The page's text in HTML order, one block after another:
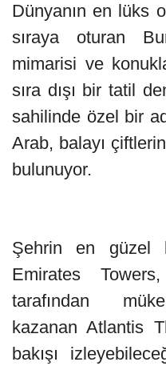
Dünyanın en lüks
sıraya oturan
mimarisi ve
sıra dışı bir tatil
sahilinde özel bir
Arab, balayı
bulunuyor.
Şehrin en güzel
Emirates
tarafından
kazanan Atlantis
bakışı